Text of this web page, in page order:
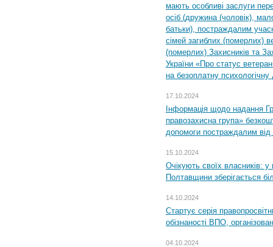
мають особливі заслуги
осіб (дружина (чоловік),
батьки), постраждалим
сімей загиблих (померлих)
(померлих) Захисників та
України «Про статус
на безоплатну психологічну
17.10.2024
Інформація щодо надання
правозахисна група»
допомоги постраждалим від
15.10.2024
Очікують своїх власників: у
Полтавщини зберігається
14.10.2024
Стартує серія
обізнаності ВПО,
04.10.2024